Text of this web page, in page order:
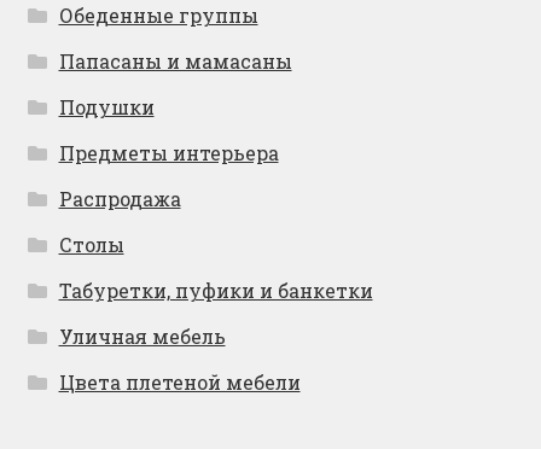
Обеденные группы
Папасаны и мамасаны
Подушки
Предметы интерьера
Распродажа
Столы
Табуретки, пуфики и банкетки
Уличная мебель
Цвета плетеной мебели